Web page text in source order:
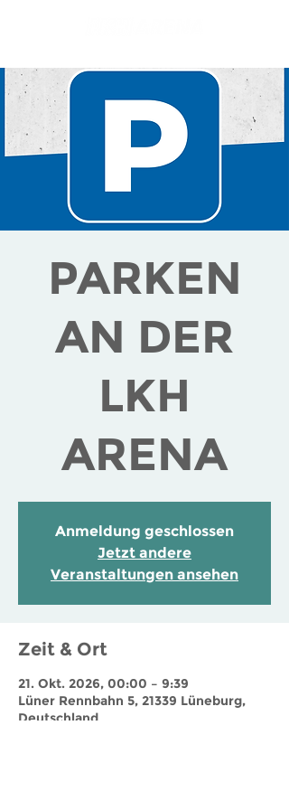
PARKEN
AN DER
LKH
ARENA
Anmeldung geschlossen
Jetzt andere
Veranstaltungen ansehen
Zeit & Ort
21. Okt. 2026, 00:00 – 9:39
Lüner Rennbahn 5, 21339 Lüneburg,
Deutschland